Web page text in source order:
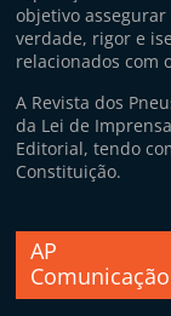
objetivo
verdade, rigor e
relacionados com
A Revista dos
da Lei de
Editorial, tendo
Constituição.
AP
Comunicação